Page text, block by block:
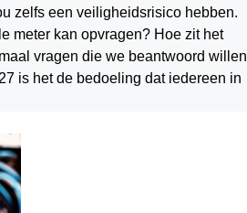
zelfs een veiligheidsrisico hebben.
meter kan opvragen? Hoe zit het
vragen die we beantwoord willen
is het de bedoeling dat iedereen in